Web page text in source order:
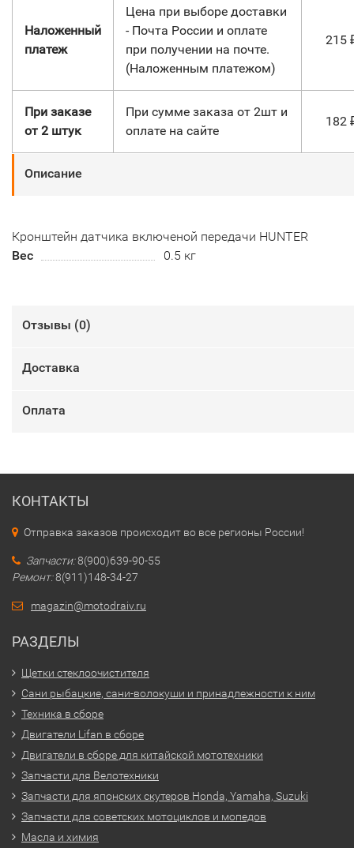
Наложенный
платеж
Цена при выборе доставки
- Почта России и оплате
при получении на почте.
(Наложенным платежом)
215
При заказе
от 2 штук
При сумме заказа от 2шт и
оплате на сайте
182
Описание
Кронштейн датчика включеной передачи HUNTER
Вес
0.5 кг
Отзывы (0)
Доставка
Оплата
КОНТАКТЫ
Отправка заказов происходит во все регионы России!
Запчасти:8(900)639-90-55
Ремонт:8(911)148-34-27
magazin@motodraiv.ru
РАЗДЕЛЫ
Щетки стеклоочистителя
Сани рыбацкие, сани-волокуши и принадлежности к ним
Техника в сборе
Двигатели Lifan в сборе
Двигатели в сборе для китайской мототехники
Запчасти для Велотехники
Запчасти для японских скутеров Honda, Yamaha, Suzuki
Запчасти для советских мотоциклов и мопедов
Масла и химия